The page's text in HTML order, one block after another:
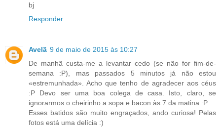
bj
Responder
Avelã 9 de maio de 2015 às 10:27
De manhã custa-me a levantar cedo (se não for fim-de-
semana :P), mas passados 5 minutos já não estou
«estremunhada». Acho que tenho de agradecer aos céus
:P Devo ser uma boa colega de casa. Isto, claro, se
ignorarmos o cheirinho a sopa e bacon às 7 da matina :P
Esses batidos são muito engraçados, ando curiosa! Pelas
fotos está uma delícia :)